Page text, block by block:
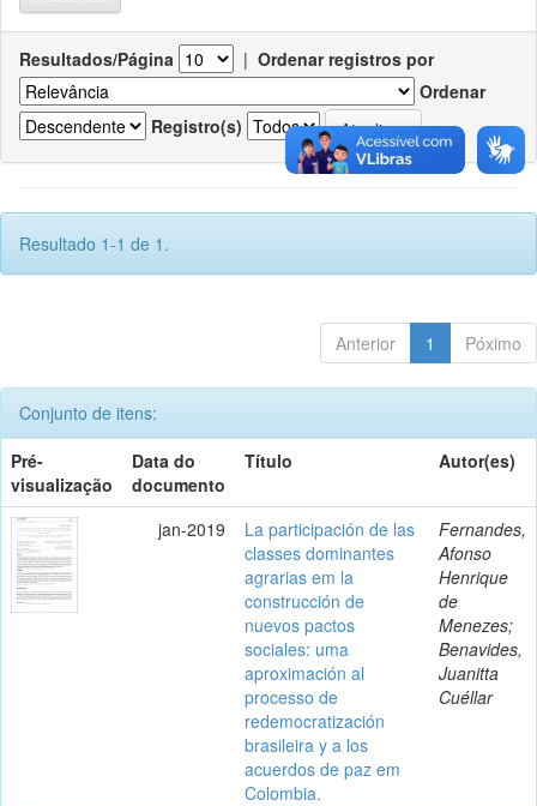
Resultados/Página | Ordenar registros por
Ordenar
Registro(s)
Resultado 1-1 de 1.
Anterior 1 Póximo
Conjunto de itens:
Pré-
visualização
Data do
documento
Título Autor(es)
jan-2019
La participación de las
classes dominantes
agrarias em la
construcción de
nuevos pactos
sociales: uma
aproximación al
processo de
redemocratización
brasileira y a los
acuerdos de paz em
Colombia.
Fernandes,
Afonso
Henrique
de
Menezes;
Benavides,
Juanitta
Cuéllar